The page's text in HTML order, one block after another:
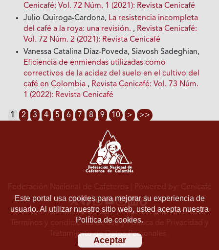
Cenicafé: Vol. 72 Núm. 1 (2021): Revista Cenicafé
Julio Quiroga-Cardona, La resistencia incompleta
del café a la roya: una revisión. , Revista Cenicafé:
Vol. 72 Núm. 2 (2021): Revista Cenicafé
Vanessa Catalina Díaz-Poveda, Siavosh Sadeghian,
Eficiencia de enmiendas utilizadas como
correctivos de la acidez del suelo en el cultivo del
café en Colombia , Revista Cenicafé: Vol. 73 Núm.
1 (2022): Revista Cenicafé
1 2 3 4 5 6 7 8 9 10 > >>
Este portal usa cookies para mejorar su experiencia de
usuario. Al utilizar nuestro sitio web, usted acepta nuestra
Política de cookies.
Aceptar
Federación Nacional de Cafeteros | Powered by: Cenicafé
Al continuar utilizando este portal, aceptas nuestros
Términos y condiciones de usoyPolítica de Privacidad y
Tratamiento de Datos Personales